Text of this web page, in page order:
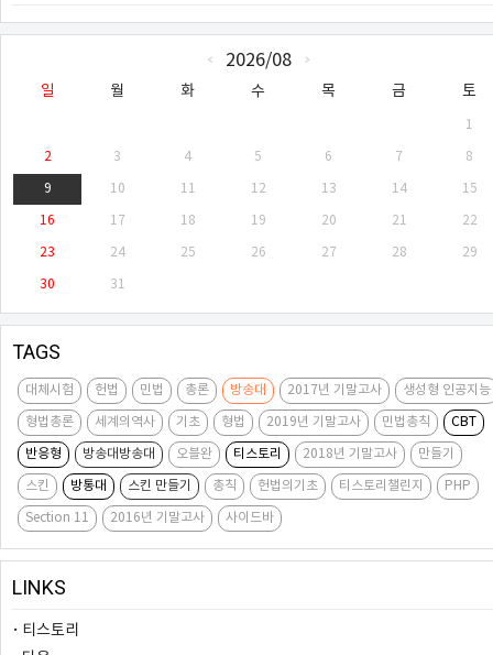
« 2026/08 »
일 월 화 수 목 금 토
1
2 3 4 5 6 7 8
9 10 11 12 13 14 15
16 17 18 19 20 21 22
23 24 25 26 27 28 29
30 31
TAGS
대체시험 헌법 민법 총론 방송대 2017년 기말고사 생성형 인공지능
형법총론 세계의역사 기초 형법 2019년 기말고사 민법총칙 CBT
반응형 방송대방송대 오블완 티스토리 2018년 기말고사 만들기
스킨 방통대 스킨 만들기 총칙 헌법의기초 티스토리챌린지 PHP
Section 11 2016년 기말고사 사이드바
LINKS
티스토리